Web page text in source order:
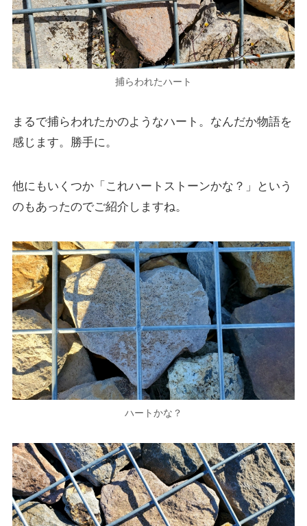
捕らわれたハート
まるで捕らわれたかのようなハート。なんだか物語を
感じます。勝手に。
他にもいくつか「これハートストーンかな？」という
のもあったのでご紹介しますね。
ハートかな？